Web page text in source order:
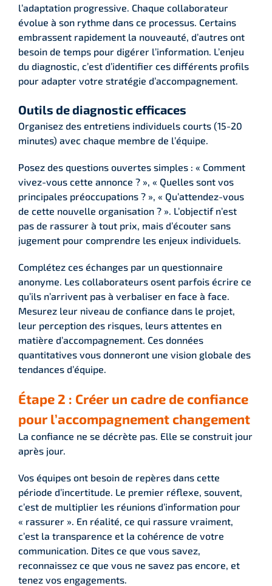
l’adaptation progressive. Chaque collaborateur
évolue à son rythme dans ce processus. Certains
embrassent rapidement la nouveauté, d’autres ont
besoin de temps pour digérer l’information. L’enjeu
du diagnostic, c’est d’identifier ces différents profils
pour adapter votre stratégie d’accompagnement.
Outils de diagnostic efficaces
Organisez des entretiens individuels courts (15-20
minutes) avec chaque membre de l’équipe.
Posez des questions ouvertes simples : « Comment
vivez-vous cette annonce ? », « Quelles sont vos
principales préoccupations ? », « Qu’attendez-vous
de cette nouvelle organisation ? ». L’objectif n’est
pas de rassurer à tout prix, mais d’écouter sans
jugement pour comprendre les enjeux individuels.
Complétez ces échanges par un questionnaire
anonyme. Les collaborateurs osent parfois écrire ce
qu’ils n’arrivent pas à verbaliser en face à face.
Mesurez leur niveau de confiance dans le projet,
leur perception des risques, leurs attentes en
matière d’accompagnement. Ces données
quantitatives vous donneront une vision globale des
tendances d’équipe.
Étape 2 : Créer un cadre de confiance
pour l’accompagnement changement
La confiance ne se décrète pas. Elle se construit jour
après jour.
Vos équipes ont besoin de repères dans cette
période d’incertitude. Le premier réflexe, souvent,
c’est de multiplier les réunions d’information pour
« rassurer ». En réalité, ce qui rassure vraiment,
c’est la transparence et la cohérence de votre
communication. Dites ce que vous savez,
reconnaissez ce que vous ne savez pas encore, et
tenez vos engagements.